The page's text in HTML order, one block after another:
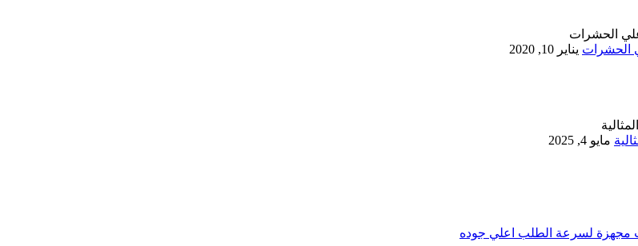
يناير 10, 2020
مايو 4, 2025
مجهزة لسرعة الطلب اعلي جوده